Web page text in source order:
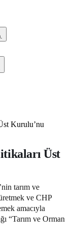
Kurulu’nu
Üst
tarım ve
ve CHP
amacıyla
“Tarım ve Orman